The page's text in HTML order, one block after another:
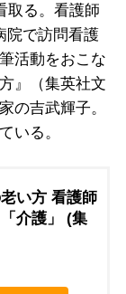
取る。看護師
院で訪問看護
活動をおこな
』（集英社文
の吉武輝子。
いる。
い方 看護師
介護」 (集